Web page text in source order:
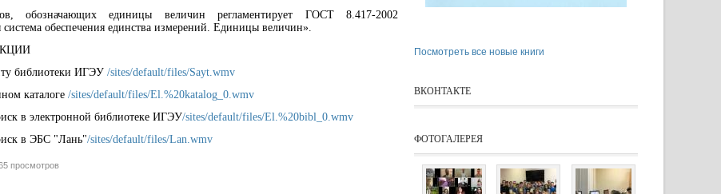
обозначающих единицы величин регламентирует ГОСТ 8.417-2002
система обеспечения единства измерений. Единицы величин».
библиотеки ИГЭУ/sites/default/files/Sayt.wmv
каталоге/sites/default/files/El.%20katalog_0.wmv
в электронной библиотеке ИГЭУ/sites/default/files/El.%20bibl_0.wmv
в ЭБС "Лань"/sites/default/files/Lan.wmv
просмотров
Посмотреть все новые книги
ВКОНТАКТЕ
ФОТОГАЛЕРЕЯ